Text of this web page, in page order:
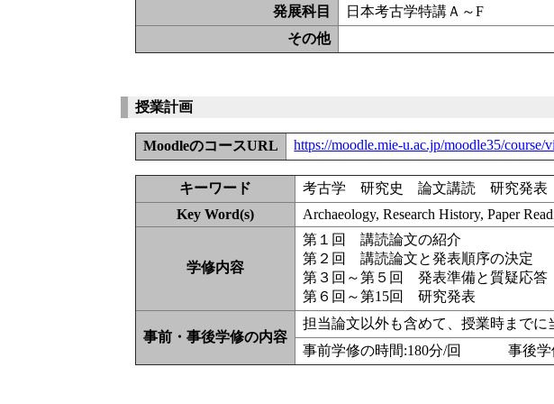
発展科目
日本考古学特講Ａ～F
その他
授業計画
MoodleのコースURL https://moodle.mie-u.ac.jp/moodle35/course/
キーワード
考古学 研究史 論文講読 研究発表
Key Word(s)
Archaeology, Research History, Paper
学修内容
第１回 講読論文の紹介
第２回 講読論文と発表順序の決定
第３回～第５回 発表準備と質疑応答
第６回～第15回 研究発表
事前・事後学修の内容
担当論文以外も含めて、授業時までに
事前学修の時間:180分/回 事後学